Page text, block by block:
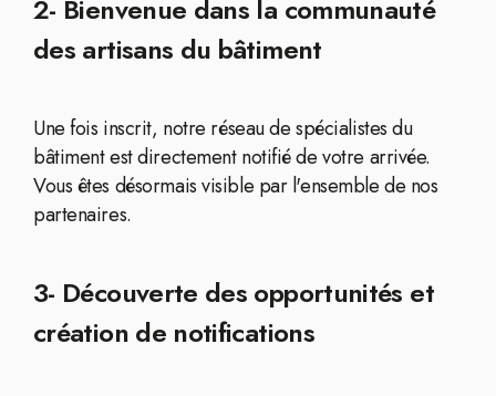
2- Bienvenue dans la communauté
des artisans du bâtiment
Une fois inscrit, notre réseau de spécialistes du
bâtiment est directement notifié de votre arrivée.
Vous êtes désormais visible par l'ensemble de nos
partenaires.
3- Découverte des opportunités et
création de notifications